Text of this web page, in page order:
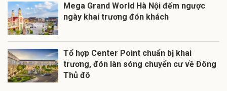
Mega Grand World Hà Nội đếm ngược
ngày khai trương đón khách
Tổ hợp Center Point chuẩn bị khai
trương, đón làn sóng chuyển cư về Đông
Thủ đô